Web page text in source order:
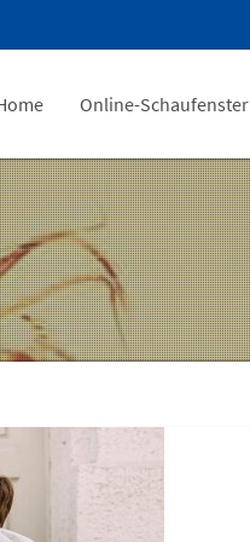
Online-Schaufenster